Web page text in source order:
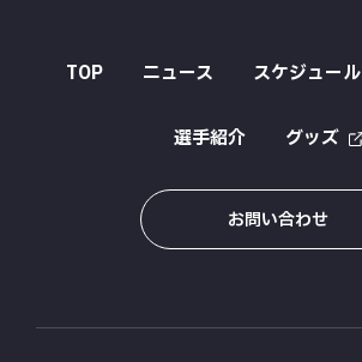
TOP ニュース スケジュール
選手紹介 グッズ
お問い合わせ